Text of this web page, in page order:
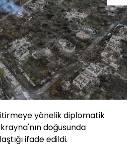
yönelik diplomatik
doğusunda
ifade edildi.